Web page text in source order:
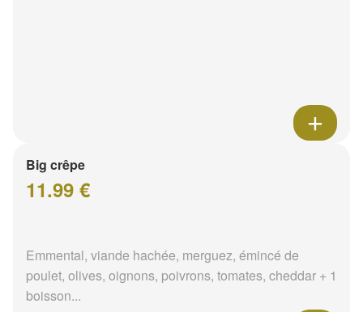
Big crêpe
11.99 €
Emmental, viande hachée, merguez, émincé de
poulet, olives, oignons, poivrons, tomates, cheddar + 1
boisson...